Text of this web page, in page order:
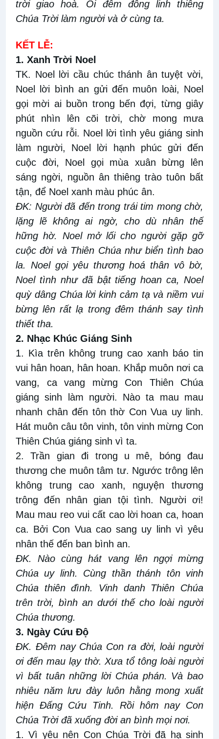
trời giao hoà. Ôi đêm đông linh thiêng
Chúa Trời làm người và ở cùng ta.
KẾT LỄ:
1. Xanh Trời Noel
TK. Noel lời cầu chúc thánh ân tuyệt vời,
Noel lời bình an gửi đến muôn loài, Noel
gọi mời ai buồn trong bến đợi, từng giây
phút nhìn lên cõi trời, chờ mong mưa
nguồn cứu rỗi. Noel lời tình yêu giáng sinh
làm người, Noel lời hạnh phúc gửi đến
cuộc đời, Noel gọi mùa xuân bừng lên
sáng ngời, nguồn ân thiêng trào tuôn bất
tận, để Noel xanh màu phúc ân.
ÐK: Người đã đến trong trái tim mong chờ,
lặng lẽ không ai ngờ, cho dù nhân thế
hững hờ. Noel mở lối cho người gặp gỡ
cuộc đời và Thiên Chúa như biển tình bao
la. Noel gọi yêu thương hoá thân vô bờ,
Noel tình như đã bật tiếng hoan ca, Noel
quỳ dâng Chúa lời kinh cảm tạ và niềm vui
bừng lên rất lạ trong đêm thánh say tình
thiết tha.
2. Nhạc Khúc Giáng Sinh
1. Kìa trên không trung cao xanh báo tin
vui hân hoan, hân hoan. Khắp muôn nơi ca
vang, ca vang mừng Con Thiên Chúa
giáng sinh làm người. Nào ta mau mau
nhanh chân đến tôn thờ Con Vua uy linh.
Hát muôn câu tôn vinh, tôn vinh mừng Con
Thiên Chúa giáng sinh vì ta.
2. Trần gian đi trong u mê, bóng đau
thương che muôn tâm tư. Ngước trông lên
không trung cao xanh, nguyện thương
trông đến nhân gian tội tình. Người ơi!
Mau mau reo vui cất cao lời hoan ca, hoan
ca. Bởi Con Vua cao sang uy linh vì yêu
nhân thế đến ban bình an.
ĐK. Nào cùng hát vang lên ngợi mừng
Chúa uy linh. Cùng thần thánh tôn vinh
Chúa thiên đình. Vinh danh Thiên Chúa
trên trời, bình an dưới thế cho loài người
Chúa thương.
3. Ngày Cứu Độ
ĐK. Đêm nay Chúa Con ra đời, loài người
ơi đến mau lạy thờ. Xưa tổ tông loài người
vì bất tuân những lời Chúa phán. Và bao
nhiêu năm lưu đày luôn hằng mong xuất
hiện Đấng Cứu Tinh. Rồi hôm nay Con
Chúa Trời đã xuống đời an bình mọi nơi.
1. Vì yêu nên Con Chúa Trời đã hạ sinh